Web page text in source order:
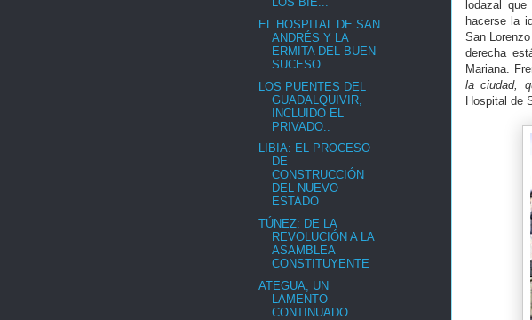
lodazal
hacerse la
San
derecha
Mariana.
la ciudad,
Hospital de
EL HOSPITAL DE SAN
ANDRÉS Y LA
ERMITA DEL BUEN
SUCESO
LOS PUENTES DEL
GUADALQUIVIR,
INCLUIDO EL
PRIVADO..
LIBIA: EL PROCESO
DE
CONSTRUCCIÓN
DEL NUEVO
ESTADO
TÚNEZ: DE LA
REVOLUCIÓN A LA
ASAMBLEA
CONSTITUYENTE
ATEGUA, UN
LAMENTO
CONTINUADO